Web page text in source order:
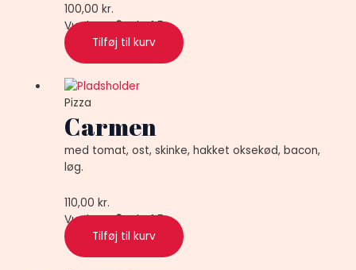
100,00kr.
Vurderet0ud af 5
Tilføj til kurv
Pizza
Carmen
med tomat, ost, skinke, hakket oksekød, bacon,
løg.
110,00kr.
Vurderet0ud af 5
Tilføj til kurv